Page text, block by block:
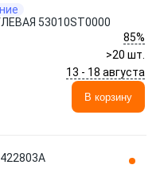
53010ST0000
85%
>20 шт.
13 - 18 августа
В корзину